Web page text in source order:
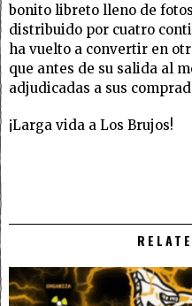
bonito libreto lleno de
distribuido por cuatro
ha vuelto a convertir en
que antes de su salida al
adjudicadas a sus
¡Larga vida a Los Brujos!